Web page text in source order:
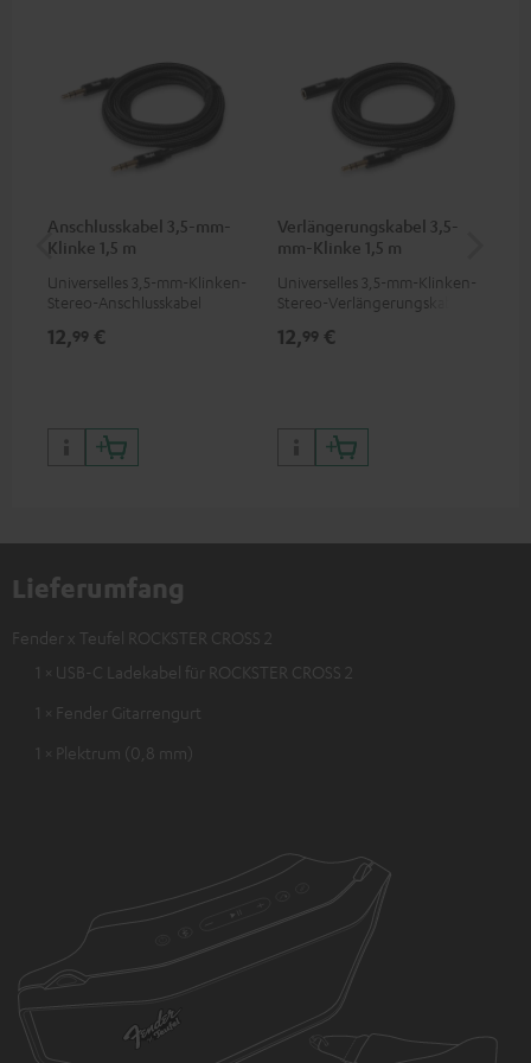
Anschlusskabel 3,5-mm-
Klinke 1,5 m
Universelles 3,5-mm-Klinken-
Stereo-Anschlusskabel
12,99 €
Verlängerungskabel 3,5-
mm-Klinke 1,5 m
Universelles 3,5-mm-Klinken-
Stereo-Verlängerungskabel
12,99 €
Lieferumfang
Fender x Teufel ROCKSTER CROSS 2
1 × USB-C Ladekabel für ROCKSTER CROSS 2
1 × Fender Gitarrengurt
1 × Plektrum (0,8 mm)